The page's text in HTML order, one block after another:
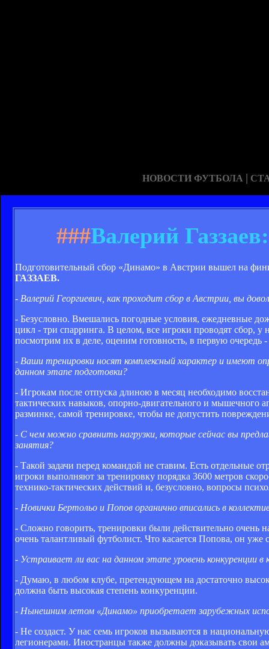
НОВОСТИ ФУТБОЛА |
###Валерий
Подготовительный сбор «Динамо» в Австрии вышел на
ГАЗЗАЕВ.
- Валерий Георгиевич, как проходит сбор в Австрии, вы
- Безусловно. Вмешались погодные условия, ежедневные
цикл - три спарринга. В целом, все игроки проводят сбор,
посмотрим их в деле, оценим готовность, в первую очередь
- Ваши тренировки носят комплексный характер и имеют
данном этапе подготовки?
- Игрокам после отпуска длиною в месяц необходимо
тактических навыков, опорно-двигательного и мышечного
разминке, самой тренировке, чтобы не допустить
- С чем можно сравнить нагрузки, которые сейчас вы
занятия?
- Такой задачи перед командой не ставим. Есть отдельные
игроки выполняют за тренировку порядка 3600 метров
технико-тактических действий и, безусловно, вопросы
- Новички Бертольо и Попов органично вписались в
- Сложно говорить, тренировки были действительно очень
очень талантливый футболист. Что касается Попова, он
- Устраивает ли вас на данном этапе уровень конкуренции в
- Думаю, в любом клубе, претендующем на достаточно
должна быть высокая степень конкуренции.
- Нынешним летом «Динамо» приобретает зарубежных
- Не создаст. У нас семь игроков вызываются в
легионерами. Иностранцы также должны доказывать свои